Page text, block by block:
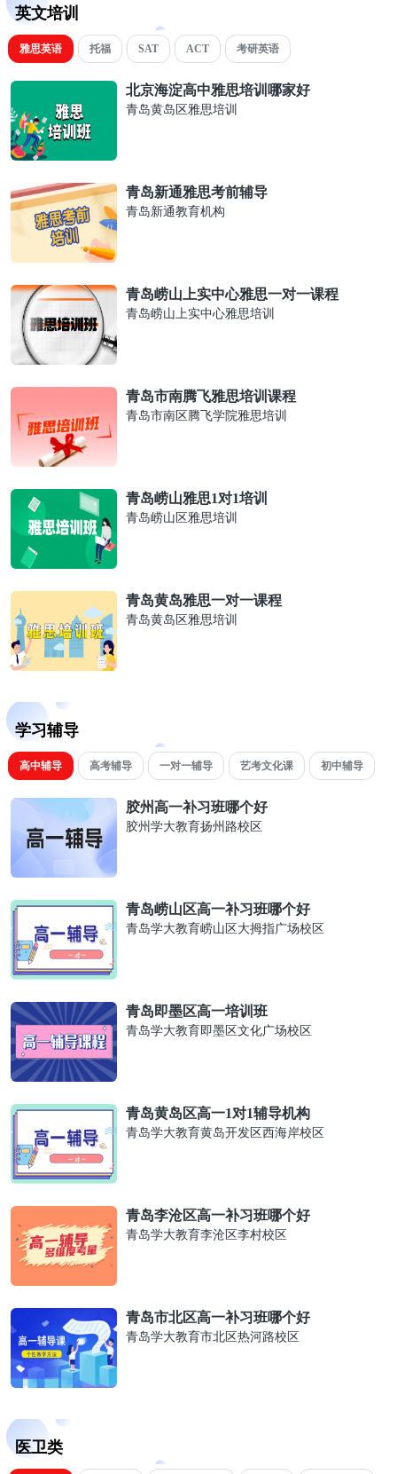
英文培训
雅思英语 托福 SAT ACT 考研英语
北京海淀高中雅思培训哪家好
青岛黄岛区雅思培训
青岛新通雅思考前辅导
青岛新通教育机构
青岛崂山上实中心雅思一对一课程
青岛崂山上实中心雅思培训
青岛市南腾飞雅思培训课程
青岛市南区腾飞学院雅思培训
青岛崂山雅思1对1培训
青岛崂山区雅思培训
青岛黄岛雅思一对一课程
青岛黄岛区雅思培训
学习辅导
高中辅导 高考辅导 一对一辅导 艺考文化课 初中辅导
胶州高一补习班哪个好
胶州学大教育扬州路校区
青岛崂山区高一补习班哪个好
青岛学大教育崂山区大拇指广场校区
青岛即墨区高一培训班
青岛学大教育即墨区文化广场校区
青岛黄岛区高一1对1辅导机构
青岛学大教育黄岛开发区西海岸校区
青岛李沧区高一补习班哪个好
青岛学大教育李沧区李村校区
青岛市北区高一补习班哪个好
青岛学大教育市北区热河路校区
医卫类